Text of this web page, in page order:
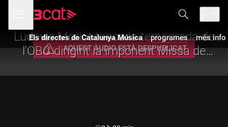
navegació
principal
menú
de
Els directes de Catalunya Música programes
més info
AQUEST ÀUDIO ESTÀ DESPUBLICAT
Els directes de Catalunya Música
Ludovic Morlot tanca la temporada de
l'OBC dirigint la imponent Missa de